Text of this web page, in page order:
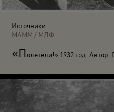
Источники:
МАММ / МДФ
«Полетели!» 1932 год. Автор: